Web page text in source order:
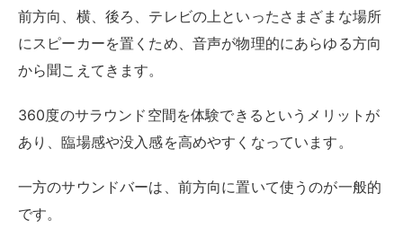
前方向、横、後ろ、テレビの上といったさまざまな場所
にスピーカーを置くため、音声が物理的にあらゆる方向
から聞こえてきます。
360度のサラウンド空間を体験できるというメリットが
あり、臨場感や没入感を高めやすくなっています。
一方のサウンドバーは、前方向に置いて使うのが一般的
です。